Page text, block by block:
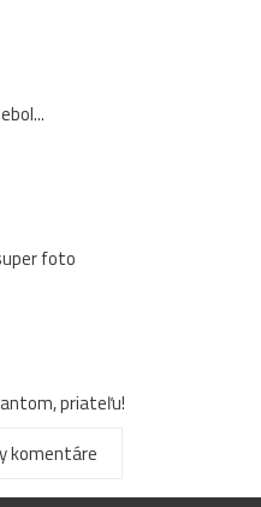
foto
priateľu!
komentáre